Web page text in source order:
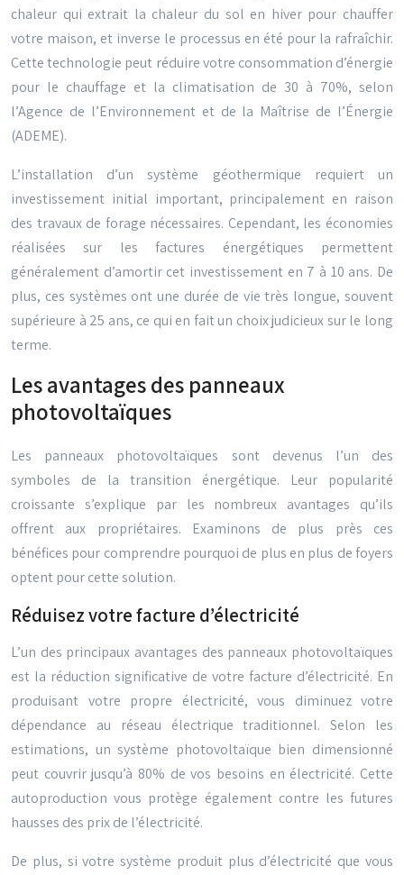
chaleur qui extrait la chaleur du sol en hiver pour chauffer
votre maison, et inverse le processus en été pour la rafraîchir.
Cette technologie peut réduire votre consommation d’énergie
pour le chauffage et la climatisation de 30 à 70%, selon
l’Agence de l’Environnement et de la Maîtrise de l’Énergie
(ADEME).
L’installation d’un système géothermique requiert un
investissement initial important, principalement en raison
des travaux de forage nécessaires. Cependant, les économies
réalisées sur les factures énergétiques permettent
généralement d’amortir cet investissement en 7 à 10 ans. De
plus, ces systèmes ont une durée de vie très longue, souvent
supérieure à 25 ans, ce qui en fait un choix judicieux sur le long
terme.
Les avantages des panneaux
photovoltaïques
Les panneaux photovoltaïques sont devenus l’un des
symboles de la transition énergétique. Leur popularité
croissante s’explique par les nombreux avantages qu’ils
offrent aux propriétaires. Examinons de plus près ces
bénéfices pour comprendre pourquoi de plus en plus de foyers
optent pour cette solution.
Réduisez votre facture d’électricité
L’un des principaux avantages des panneaux photovoltaïques
est la réduction significative de votre facture d’électricité. En
produisant votre propre électricité, vous diminuez votre
dépendance au réseau électrique traditionnel. Selon les
estimations, un système photovoltaïque bien dimensionné
peut couvrir jusqu’à 80% de vos besoins en électricité. Cette
autoproduction vous protège également contre les futures
hausses des prix de l’électricité.
De plus, si votre système produit plus d’électricité que vous